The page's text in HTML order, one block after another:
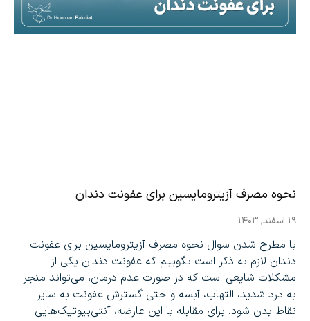
نحوه مصرف آزیترومایسین برای عفونت دندان
۱۹ اسفند, ۱۴۰۳
با مطرح شدن سوال نحوه مصرف آزیترومایسین برای عفونت
دندان لازم به ذکر است بگوییم که عفونت دندان یکی از
مشکلات شایعی است که در صورت عدم درمان، می‌تواند منجر
به درد شدید، التهاب، آبسه و حتی گسترش عفونت به سایر
نقاط بدن شود. برای مقابله با این عارضه، آنتی‌بیوتیک‌هایی